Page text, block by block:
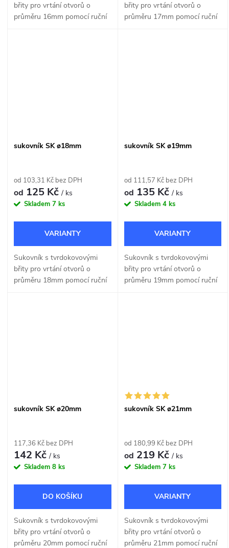
břity pro vrtání otvorů o
průměru 16mm pomocí ruční
břity pro vrtání otvorů o
průměru 17mm pomocí ruční
sukovník SK ø18mm
od 103,31 Kč bez DPH
od 125 Kč/ ks
Skladem 7 ks
Sukovník s tvrdokovovými
břity pro vrtání otvorů o
průměru 18mm pomocí ruční
sukovník SK ø19mm
od 111,57 Kč bez DPH
od 135 Kč/ ks
Skladem 4 ks
Sukovník s tvrdokovovými
břity pro vrtání otvorů o
průměru 19mm pomocí ruční
sukovník SK ø20mm
117,36 Kč bez DPH
142 Kč/ ks
Skladem 8 ks
DO KOŠÍKU
Sukovník s tvrdokovovými
břity pro vrtání otvorů o
průměru 20mm pomocí ruční
sukovník SK ø21mm
od 180,99 Kč bez DPH
od 219 Kč/ ks
Skladem 7 ks
Sukovník s tvrdokovovými
břity pro vrtání otvorů o
průměru 21mm pomocí ruční